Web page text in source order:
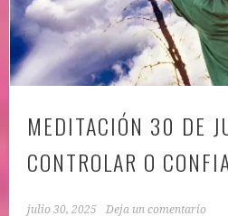
MEDITACIÓN 30 DE
CONTROLAR O
julio 30, 2025 Deja un comentario